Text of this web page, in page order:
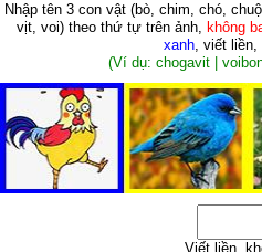
Nhập tên 3 con vật (bò, chim, chó,
vịt, voi)theo thứ tự trên ảnh, không
xanh, viết liền,
(Ví dụ: chogavit |
Viết liền,